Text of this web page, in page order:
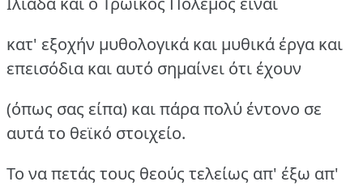
κατ' εξοχήν μυθολογικά και μυθικά έργα και
επεισόδια και αυτό σημαίνει ότι έχουν
(όπως σας είπα) και πάρα πολύ έντονο σε
αυτά το θεϊκό στοιχείο.
Το να πετάς τους θεούς τελείως απ' έξω απ'